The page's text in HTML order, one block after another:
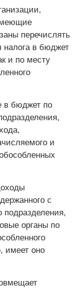
перечислять
в бюджет
и по месту
в бюджет по
и
с
подразделения,
органы по
имеет оно